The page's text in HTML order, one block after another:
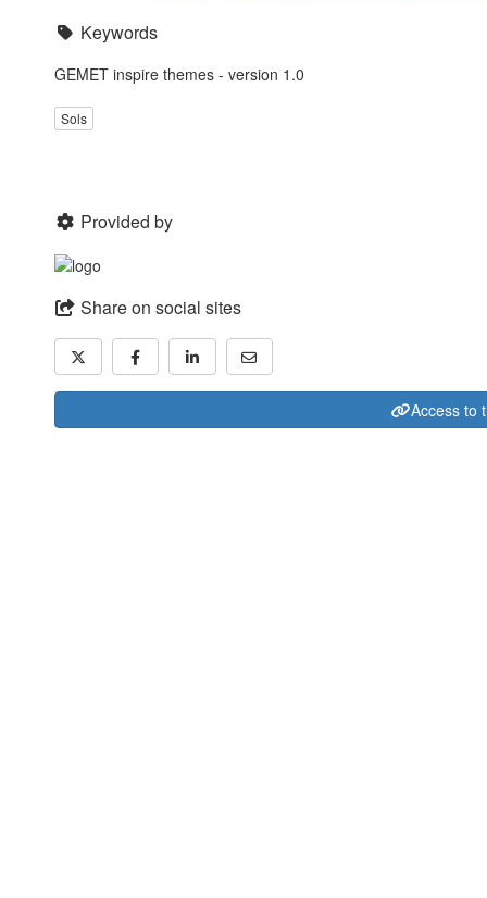
Keywords
GEMET inspire themes - version 1.0
Sols
Provided by
Share on social sites
Access to